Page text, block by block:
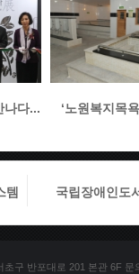
나다... ‘노원복지목
템 국립장애인도
초구 반포대로 201 본관 6F 문